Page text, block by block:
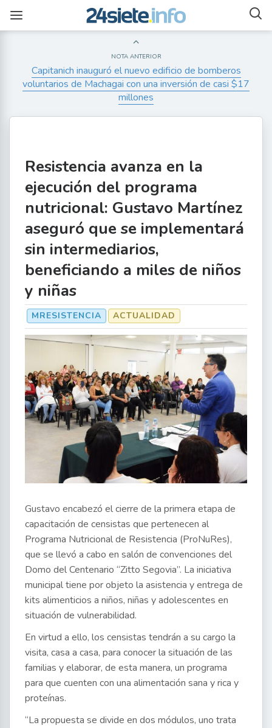
NOTA ANTERIOR
Capitanich inauguró el nuevo edificio de bomberos
voluntarios de Machagai con una inversión de casi $17
millones
Resistencia avanza en la
ejecución del programa
nutricional: Gustavo Martínez
aseguró que se implementará
sin intermediarios,
beneficiando a miles de niños
y niñas
MRESISTENCIA ACTUALIDAD
Gustavo encabezó el cierre de la primera etapa de
capacitación de censistas que pertenecen al
Programa Nutricional de Resistencia (ProNuRes),
que se llevó a cabo en salón de convenciones del
Domo del Centenario “Zitto Segovia”. La iniciativa
municipal tiene por objeto la asistencia y entrega de
kits alimenticios a niños, niñas y adolescentes en
situación de vulnerabilidad.
En virtud a ello, los censistas tendrán a su cargo la
visita, casa a casa, para conocer la situación de las
familias y elaborar, de esta manera, un programa
para que cuenten con una alimentación sana y rica y
proteínas.
“La propuesta se divide en dos módulos, uno trata